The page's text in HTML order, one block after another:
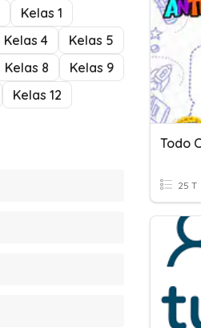
Kelas 1
Kelas 4
Kelas 5
Kelas 8
Kelas 9
Kelas 12
25 T